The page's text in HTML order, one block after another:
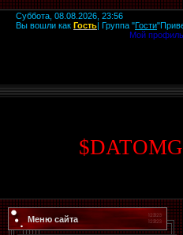
Суббота, 08.08.2026, 23:56
Вы вошли как Гость| Группа "Гости"
Мой профиль
$DATOMG
Меню сайта